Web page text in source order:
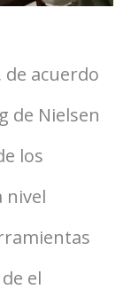
acuerdo
de Nielsen
los
nivel
el